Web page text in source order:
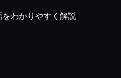
わかりやすく解説